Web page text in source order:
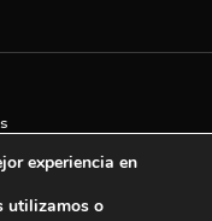
experiencia en
utilizamos o